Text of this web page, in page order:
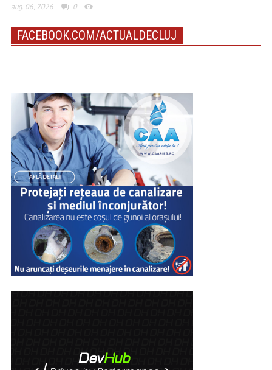
aug. 06, 2026 0
FACEBOOK.COM/ACTUALDECLUJ